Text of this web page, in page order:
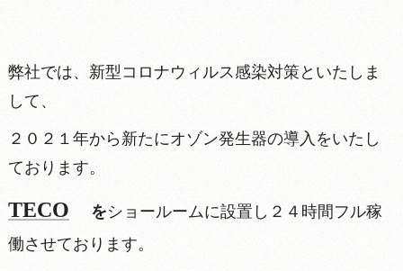
弊社では、新型コロナウィルス感染対策といたしま
して、
２０２１年から新たにオゾン発生器の導入をいたし
ております。
TECO をショールームに設置し２４時間フル稼
働させております。